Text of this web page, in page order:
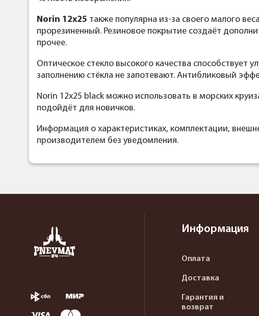
Norin 12x25 также популярна из-за своего малого
прорезиненный. Резиновое покрытие создаёт
прочее.
Оптическое стекло высокого качества
заполнению стёкла не запотевают. Антибликовый
Norin 12x25 black можно использовать в морских
подойдёт для новичков.
Информация о характеристиках, комплектации,
производителем без уведомления.
Информация
Оплата
Доставка
Гарантия и
возврат